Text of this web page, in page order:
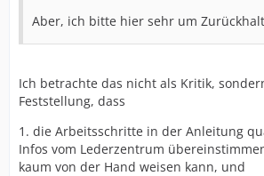
Aber, ich bitte hier sehr um
Ich betrachte das nicht als Kritik,
Feststellung, dass
1. die Arbeitsschritte in der Anleitung
Infos vom Lederzentrum
kaum von der Hand weisen kann, und